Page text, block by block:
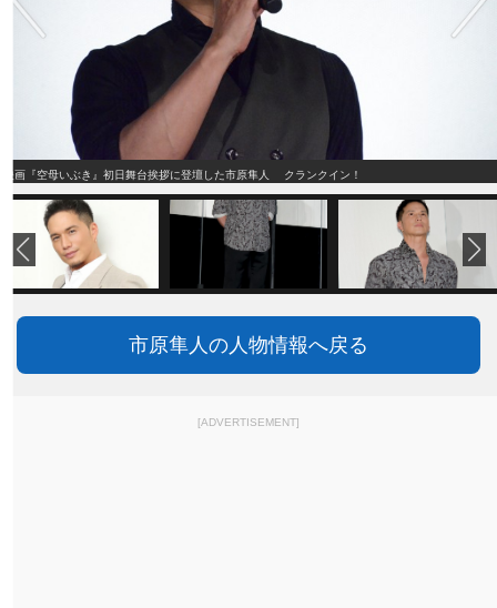
映画『空母いぶき』初日舞台挨拶に登壇した市原隼人 クランクイン！
市原隼人の人物情報へ戻る
[ADVERTISEMENT]